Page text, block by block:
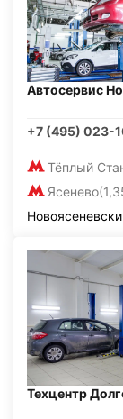
Автосервис
+7 (495) 023-
Тёплый
Ясенево
Техцентр